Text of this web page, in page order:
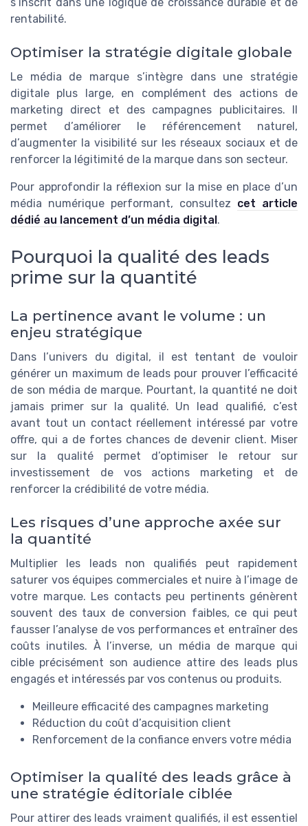
rentabilité.
Optimiser la stratégie digitale globale
Le média de marque s’intègre dans une stratégie
digitale plus large, en complément des actions de
marketing direct et des campagnes publicitaires. Il
permet d’améliorer le référencement naturel,
d’augmenter la visibilité sur les réseaux sociaux et de
renforcer la légitimité de la marque dans son secteur.
Pour approfondir la réflexion sur la mise en place d’un
média numérique performant, consultez cet article
dédié au lancement d’un média digital.
Pourquoi la qualité des leads
prime sur la quantité
La pertinence avant le volume : un
enjeu stratégique
Dans l’univers du digital, il est tentant de vouloir
générer un maximum de leads pour prouver l’efficacité
de son média de marque. Pourtant, la quantité ne doit
jamais primer sur la qualité. Un lead qualifié, c’est
avant tout un contact réellement intéressé par votre
offre, qui a de fortes chances de devenir client. Miser
sur la qualité permet d’optimiser le retour sur
investissement de vos actions marketing et de
renforcer la crédibilité de votre média.
Les risques d’une approche axée sur
la quantité
Multiplier les leads non qualifiés peut rapidement
saturer vos équipes commerciales et nuire à l’image de
votre marque. Les contacts peu pertinents génèrent
souvent des taux de conversion faibles, ce qui peut
fausser l’analyse de vos performances et entraîner des
coûts inutiles. À l’inverse, un média de marque qui
cible précisément son audience attire des leads plus
engagés et intéressés par vos contenus ou produits.
Meilleure efficacité des campagnes marketing
Réduction du coût d’acquisition client
Renforcement de la confiance envers votre média
Optimiser la qualité des leads grâce à
une stratégie éditoriale ciblée
Pour attirer des leads vraiment qualifiés, il est essentiel